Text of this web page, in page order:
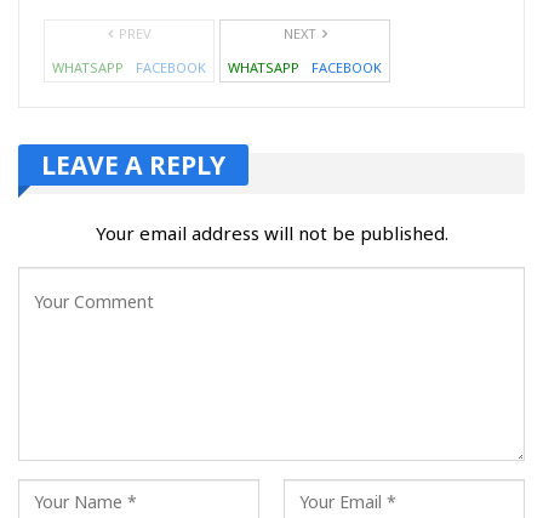
PREV
WHATSAPP
FACEBOOK
NEXT
WHATSAPP
FACEBOOK
LEAVE A REPLY
Your email address will not be published.